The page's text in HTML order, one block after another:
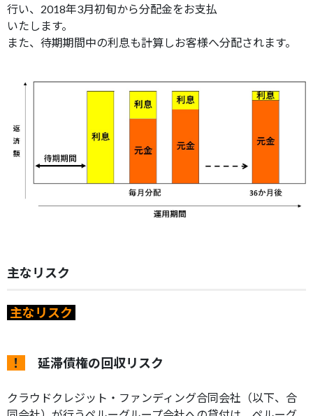
行い、2018年3月初旬から分配金をお支払
いたします。
また、待期期間中の利息も計算しお客様へ分配されます。
主なリスク
主なリスク
！ 延滞債権の回収リスク
クラウドクレジット・ファンディング合同会社（以下、合